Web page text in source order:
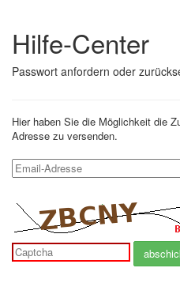
Hilfe-Center
Passwort anfordern oder
Hier haben Sie die Möglichkeit die
Adresse zu versenden.